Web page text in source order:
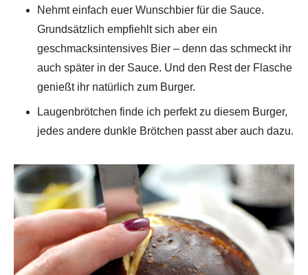
Nehmt einfach euer Wunschbier für die Sauce.
Grundsätzlich empfiehlt sich aber ein
geschmacksintensives Bier – denn das schmeckt ihr
auch später in der Sauce. Und den Rest der Flasche
genießt ihr natürlich zum Burger.
Laugenbrötchen finde ich perfekt zu diesem Burger,
jedes andere dunkle Brötchen passt aber auch dazu.